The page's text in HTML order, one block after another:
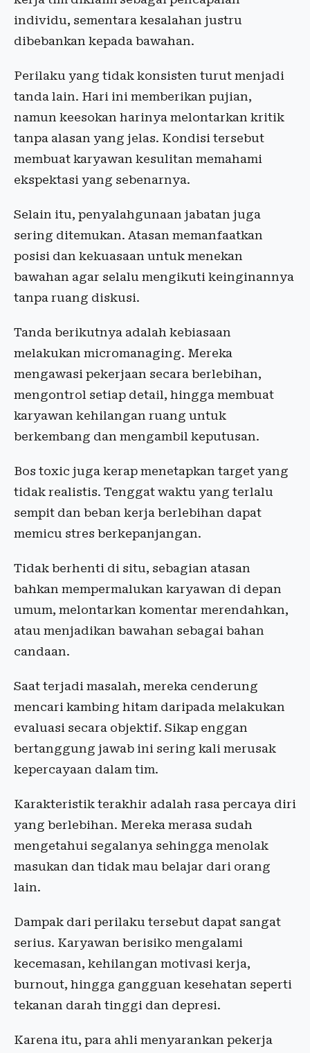
individu, sementara kesalahan justru
dibebankan kepada bawahan.
Perilaku yang tidak konsisten turut menjadi
tanda lain. Hari ini memberikan pujian,
namun keesokan harinya melontarkan kritik
tanpa alasan yang jelas. Kondisi tersebut
membuat karyawan kesulitan memahami
ekspektasi yang sebenarnya.
Selain itu, penyalahgunaan jabatan juga
sering ditemukan. Atasan memanfaatkan
posisi dan kekuasaan untuk menekan
bawahan agar selalu mengikuti keinginannya
tanpa ruang diskusi.
Tanda berikutnya adalah kebiasaan
melakukan micromanaging. Mereka
mengawasi pekerjaan secara berlebihan,
mengontrol setiap detail, hingga membuat
karyawan kehilangan ruang untuk
berkembang dan mengambil keputusan.
Bos toxic juga kerap menetapkan target yang
tidak realistis. Tenggat waktu yang terlalu
sempit dan beban kerja berlebihan dapat
memicu stres berkepanjangan.
Tidak berhenti di situ, sebagian atasan
bahkan mempermalukan karyawan di depan
umum, melontarkan komentar merendahkan,
atau menjadikan bawahan sebagai bahan
candaan.
Saat terjadi masalah, mereka cenderung
mencari kambing hitam daripada melakukan
evaluasi secara objektif. Sikap enggan
bertanggung jawab ini sering kali merusak
kepercayaan dalam tim.
Karakteristik terakhir adalah rasa percaya diri
yang berlebihan. Mereka merasa sudah
mengetahui segalanya sehingga menolak
masukan dan tidak mau belajar dari orang
lain.
Dampak dari perilaku tersebut dapat sangat
serius. Karyawan berisiko mengalami
kecemasan, kehilangan motivasi kerja,
burnout, hingga gangguan kesehatan seperti
tekanan darah tinggi dan depresi.
Karena itu, para ahli menyarankan pekerja